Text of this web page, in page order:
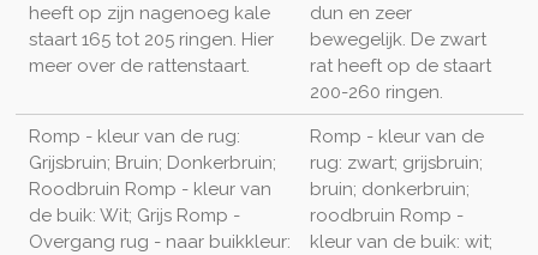
heeft op zijn nagenoeg kale
staart 165 tot 205 ringen. Hier
meer over de rattenstaart.
dun en zeer
bewegelijk. De zwart
rat heeft op de staart
200-260 ringen.
Romp - kleur van de rug:
Grijsbruin; Bruin; Donkerbruin;
Roodbruin Romp - kleur van
de buik: Wit; Grijs Romp -
Overgang rug - naar buikkleur:
Romp - kleur van de
rug: zwart; grijsbruin;
bruin; donkerbruin;
roodbruin Romp -
kleur van de buik: wit;